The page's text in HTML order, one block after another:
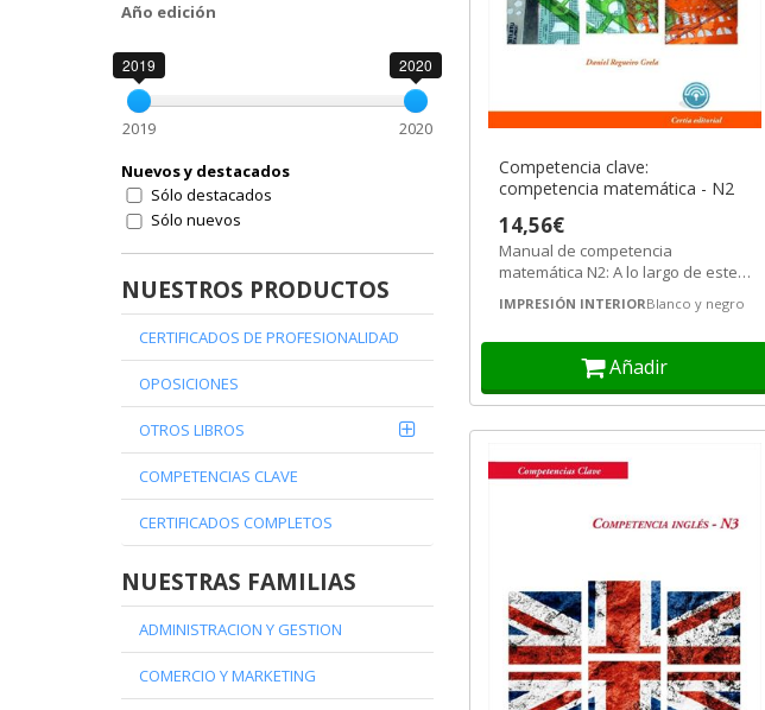
Competencia clave:
competencia matemática - N2
14,56€
Manual de competencia
matemática N2: A lo largo de este
manual deberemos adquirir las
competencias...
IMPRESIÓN INTERIORBlanco y negro
Añadir
Año edición
2019 2020
2019
2020
Nuevos y destacados
Sólo destacados
Sólo nuevos
NUESTROS PRODUCTOS
CERTIFICADOS DE PROFESIONALIDAD
OPOSICIONES
OTROS LIBROS
COMPETENCIAS CLAVE
CERTIFICADOS COMPLETOS
NUESTRAS FAMILIAS
ADMINISTRACION Y GESTION
COMERCIO Y MARKETING